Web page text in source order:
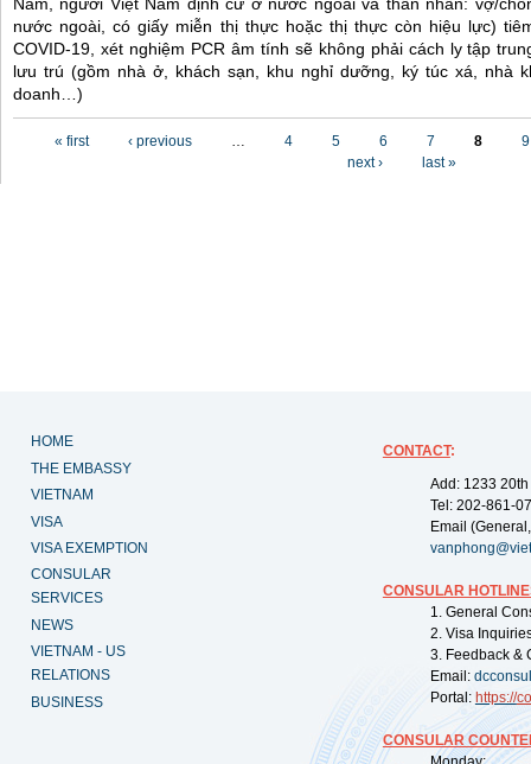
nước ngoài, có giấy miễn thị thực hoặc thị thực còn hiệu lực)
COVID-19, xét nghiệm PCR âm tính sẽ không phải cách ly tập
lưu trú (gồm nhà ở, khách sạn, khu nghỉ dưỡng, ký túc xá, nhà
doanh…)
« first ‹ previous … 4 5 6 7 8
9
next ›
last »
HOME
THE EMBASSY
VIETNAM
VISA
VISA EXEMPTION
CONSULAR
SERVICES
NEWS
VIETNAM - US
RELATIONS
BUSINESS
CONTACT:
Add: 1233
Tel: 202-861-
Email
CONSULAR
1. General
2. Visa
3. Feedback &
Email:
Portal: https://
CONSULAR